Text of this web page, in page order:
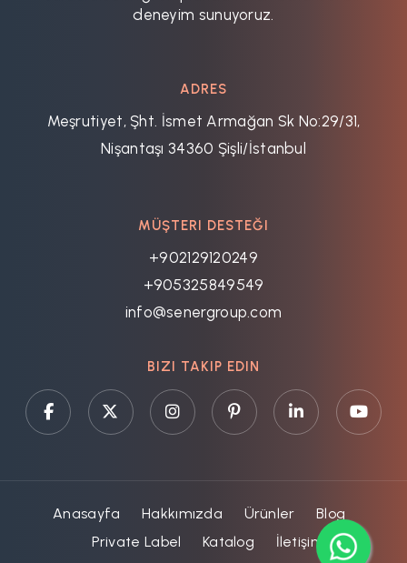
deneyim sunuyoruz.
ADRES
Meşrutiyet, Şht. İsmet Armağan Sk No:29/31,
Nişantaşı 34360 Şişli/İstanbul
MÜŞTERI DESTEĞI
+902129120249
+905325849549
info@senergroup.com
BIZI TAKIP EDIN
Anasayfa Hakkımızda Ürünler
Blog
Private Label
Katalog İletişim